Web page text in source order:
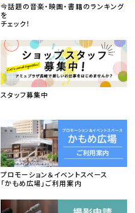
今話題の音楽・映画・書籍のランキング
を
チェック！
スタッフ募集中
プロモーション＆イベントスペース
「かもめ広場」ご利用案内